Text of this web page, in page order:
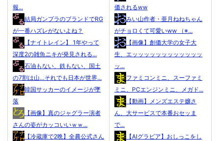
報...
結局ガンプラのブランドでRG
が一番ハズレがないよね？
【ナイトレイン】 1年やって
深度2の雑魚ニキが発見される...
石油もない、鉄もない、国土
の7割は山…それでも日本が世界...
韓国サッカーのイメージが墜
落
【画像】真のジャグラー演者
さんの姿がカッコいいｗｗ...
【冷蔵庫で2晩】全農公式さん
価されるww
みい山作者・亜月ねねちゃん
がチョロくて可愛いww （※...
【画像】創価大学の女子大
生、エッッッッッッッッッッッッ
ッ...
ファミコンミニ、スーファミ
ミニ、PCエンジンミニ、メガド...
【動画】メンズエステ嬢さ
ん、大サービスで本番おセッま
で...
【AIグラビア】おしっこをし